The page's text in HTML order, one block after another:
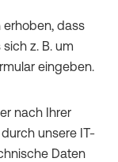
erhoben, dass
z. B. um
eingeben.
nach Ihrer
unsere IT-
Daten